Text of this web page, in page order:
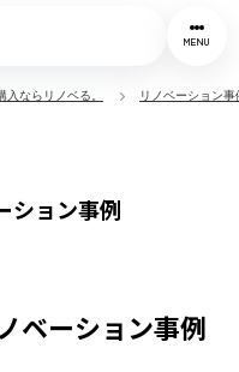
MENU
ならリノベる。 リノベーション事
ション事例
ベーション事例